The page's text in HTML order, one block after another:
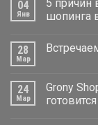
04
Янв
5 причин
шопинга
28
Мар
24
Мар
Grony